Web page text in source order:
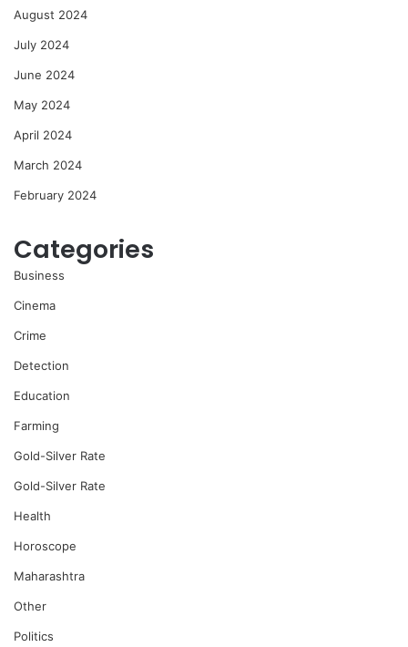
August 2024
July 2024
June 2024
May 2024
April 2024
March 2024
February 2024
Categories
Business
Cinema
Crime
Detection
Education
Farming
Gold-Silver Rate
Gold-Silver Rate
Health
Horoscope
Maharashtra
Other
Politics